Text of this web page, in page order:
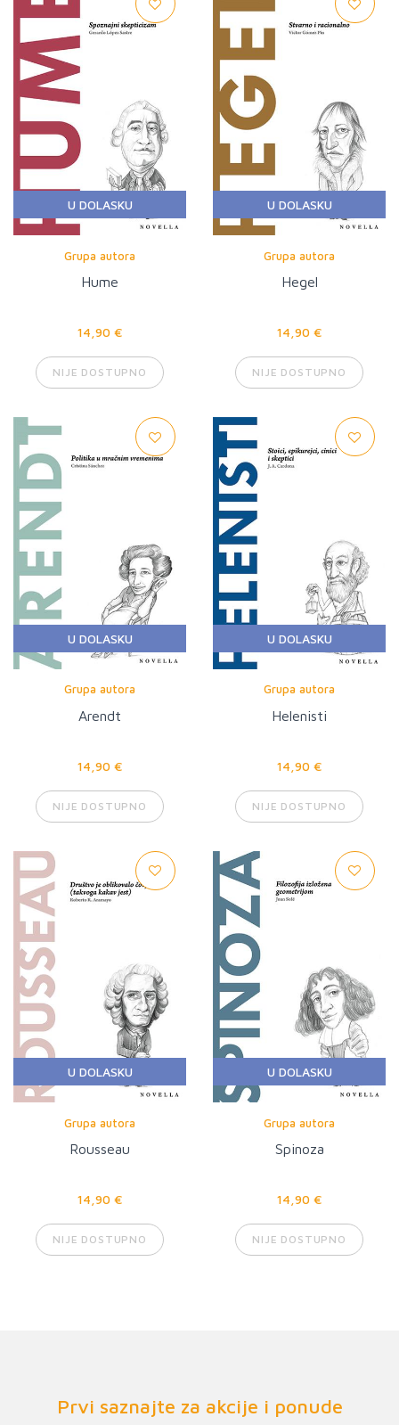
U DOLASKU
Grupa autora
Hume
14,90 €
NIJE DOSTUPNO
U DOLASKU
Grupa autora
Hegel
14,90 €
NIJE DOSTUPNO
U DOLASKU
Grupa autora
Arendt
14,90 €
NIJE DOSTUPNO
U DOLASKU
Grupa autora
Helenisti
14,90 €
NIJE DOSTUPNO
U DOLASKU
Grupa autora
Rousseau
14,90 €
NIJE DOSTUPNO
U DOLASKU
Grupa autora
Spinoza
14,90 €
NIJE DOSTUPNO
Prvi saznajte za akcije i ponude